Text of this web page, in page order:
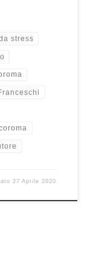
stress
27 Aprile 2020